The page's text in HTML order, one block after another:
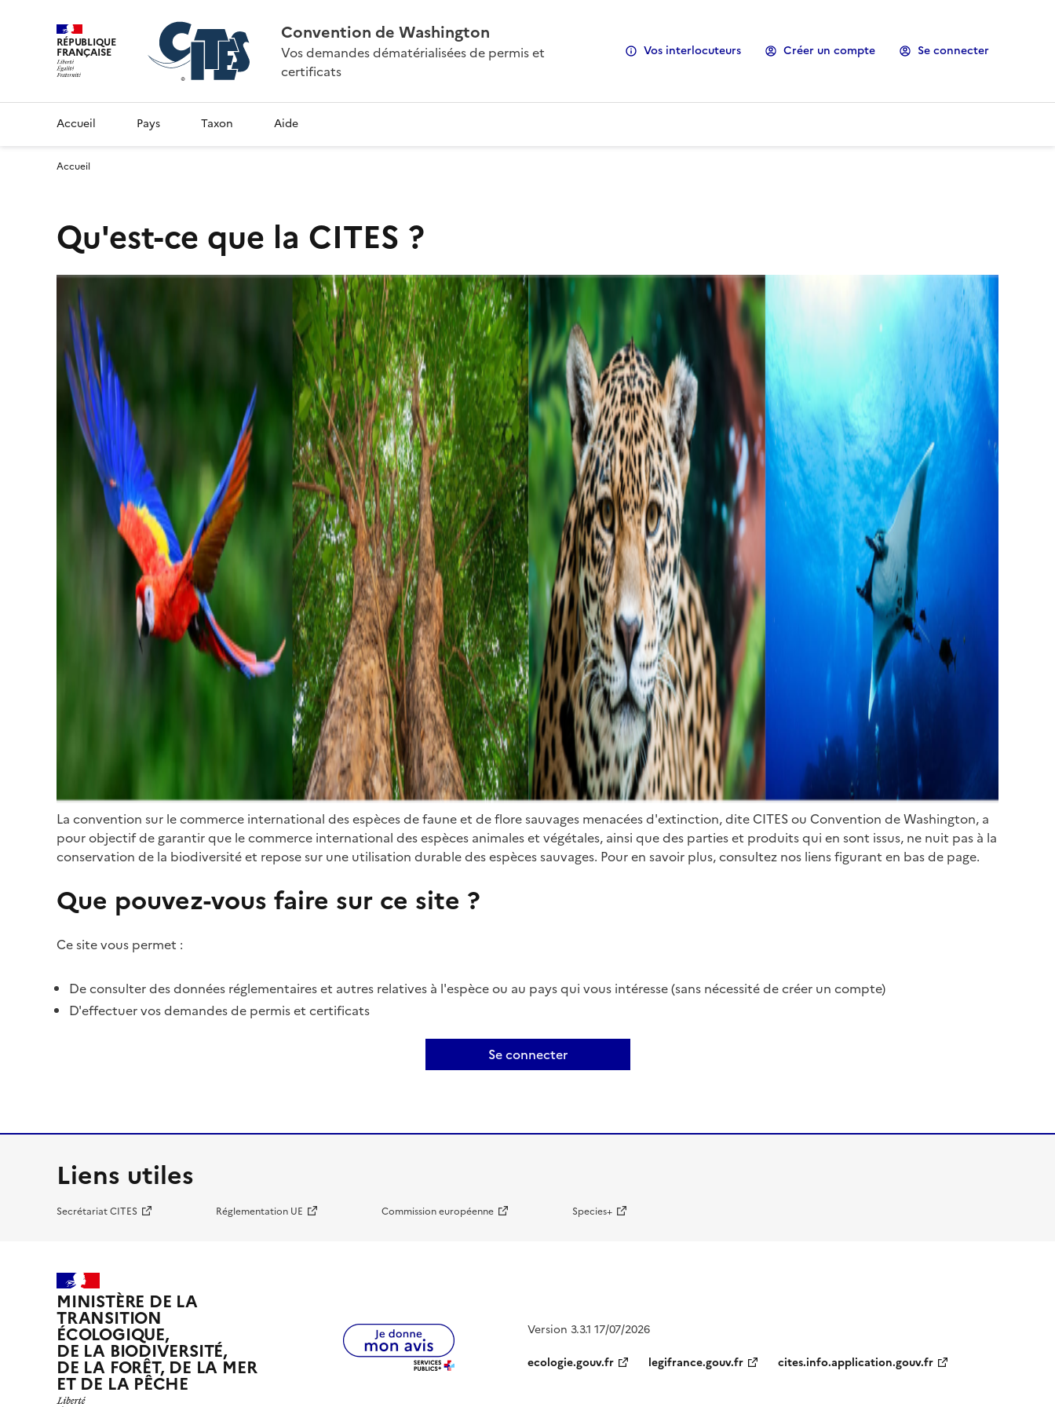
RÉPUBLIQUE
FRANÇAISE
Convention de Washington
Vos demandes dématérialisées de permis et
certificats
Vos interlocuteurs Créer un compte Se connecter
Accueil Pays Taxon Aide
Accueil
Qu'est-ce que la CITES ?
La convention sur le commerce international des espèces de faune et de flore sauvages menacées d'extinction, dite CITES ou Convention de Washington, a
pour objectif de garantir que le commerce international des espèces animales et végétales, ainsi que des parties et produits qui en sont issus, ne nuit pas à la
conservation de la biodiversité et repose sur une utilisation durable des espèces sauvages. Pour en savoir plus, consultez nos liens figurant en bas de page.
Que pouvez-vous faire sur ce site ?
Ce site vous permet :
De consulter des données réglementaires et autres relatives à l'espèce ou au pays qui vous intéresse (sans nécessité de créer un compte)
D'effectuer vos demandes de permis et certificats
Se connecter
Liens utiles
Secrétariat CITES Réglementation UE Commission européenne Species+
MINISTÈRE DE LA
TRANSITION
ÉCOLOGIQUE,
DE LA BIODIVERSITÉ,
DE LA FORÊT, DE LA MER
ET DE LA PÊCHE
Version 3.3.1 17/07/2026
ecologie.gouv.fr
legifrance.gouv.fr cites.info.application.gouv.fr